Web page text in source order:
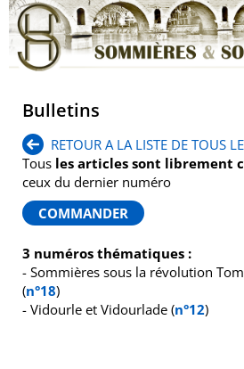
Bulletins
RETOUR A LA LISTE DE TOUS
Tous les articles sont librement
ceux du dernier numéro
3 numéros thématiques :
- Sommières sous la révolution
(n°18)
- Vidourle et Vidourlade (n°12)